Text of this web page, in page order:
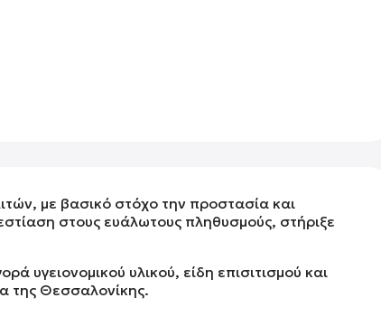
με βασικό στόχο την προστασία και
στους ευάλωτους πληθυσμούς, στήριξε
υγειονομικού υλικού, είδη επισιτισμού και
της Θεσσαλονίκης.